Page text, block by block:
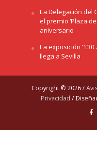
La Delegación del
el premio ‘Plaza
aniversario
La exposición
llega a Sevilla
Copyright © 2026 /
Privacidad /